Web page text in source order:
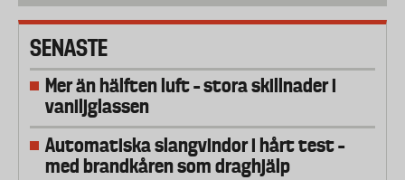
SENASTE
Mer än hälften luft – stora skillnader i
vaniljglassen
Automatiska slangvindor i hårt test –
med brandkåren som draghjälp